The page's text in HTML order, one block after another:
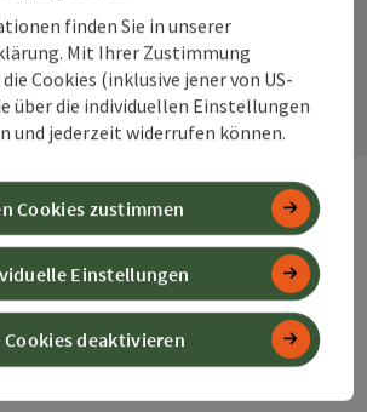
finden Sie in unserer
Mit Ihrer Zustimmung
Cookies (inklusive jener von US-
über die individuellen Einstellungen
und jederzeit widerrufen können.
Cookies deaktivieren
Einstellungen
Cookies zustimmen